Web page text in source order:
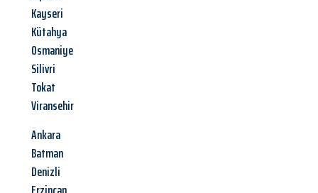
Kayseri
Kütahya
Osmaniye
Silivri
Tokat
Viransehir
Ankara
Batman
Denizli